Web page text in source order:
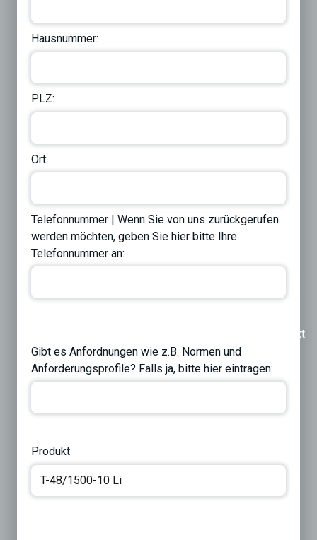
Hausnummer:
PLZ:
Ort:
Telefonnummer | Wenn Sie von uns zurückgerufen
werden möchten, geben Sie hier bitte Ihre
Telefonnummer an:
Next
Gibt es Anfordnungen wie z.B. Normen und
Anforderungsprofile? Falls ja, bitte hier eintragen:
Produkt